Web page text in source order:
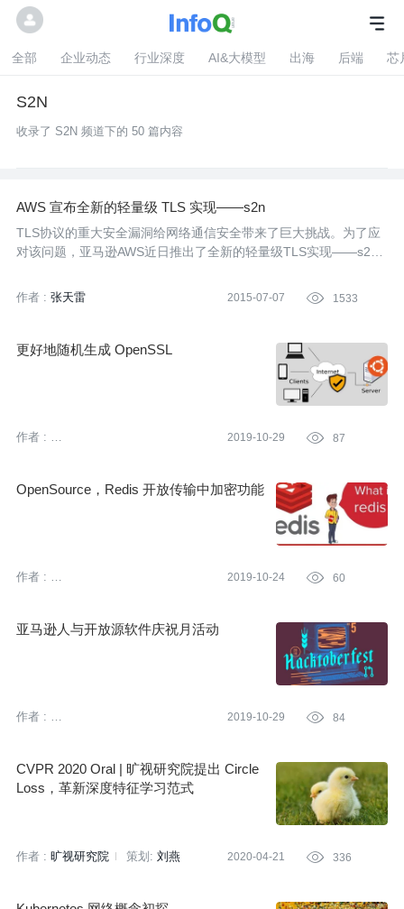
全部 企业动态 行业深度 AI&大模型 出海 后端 芯
S2N
收录了 S2N 频道下的 50 篇内容
AWS 宣布全新的轻量级 TLS 实现——s2n
TLS协议的重大安全漏洞给网络通信安全带来了巨大挑战。为了应
对该问题，亚马逊AWS近日推出了全新的轻量级TLS实现——s2
作者 : 张天雷 2015-07-07  1533
更好地随机生成 OpenSSL
作者 :
2019-10-29  87
OpenSource，Redis 开放传输中加密功能
作者 :
2019-10-24  60
亚马逊人与开放源软件庆祝月活动
作者 :
2019-10-29  84
CVPR 2020 Oral | 旷视研究院提出 Circle
Loss，革新深度特征学习范式
作者 : 旷视研究院 策划: 刘燕 2020-04-21  336